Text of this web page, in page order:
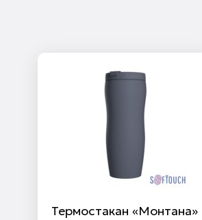
Термостакан «Монтана»